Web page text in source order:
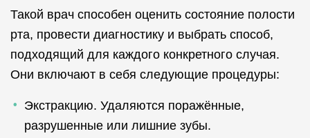
Такой врач способен оценить состояние полости
рта, провести диагностику и выбрать способ,
подходящий для каждого конкретного случая.
Они включают в себя следующие процедуры:
Экстракцию. Удаляются поражённые,
разрушенные или лишние зубы.